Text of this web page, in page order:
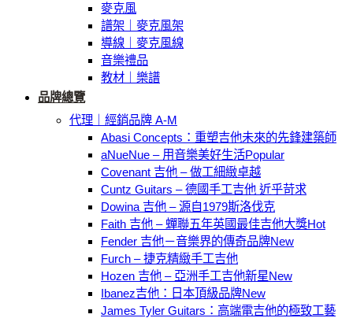
麥克風
譜架｜麥克風架
導線｜麥克風線
音樂禮品
教材｜樂譜
品牌總覽
代理｜經銷品牌 A-M
Abasi Concepts：重塑吉他未來的先鋒建築師
aNueNue – 用音樂美好生活
Covenant 吉他 – 做工細緻卓越
Cuntz Guitars – 德國手工吉他 近乎苛求
Dowina 吉他 – 源自1979斯洛伐克
Faith 吉他 – 蟬聯五年英國最佳吉他大獎
Fender 吉他－音樂界的傳奇品牌
Furch – 捷克精緻手工吉他
Hozen 吉他 – 亞洲手工吉他新星
Ibanez吉他：日本頂級品牌
James Tyler Guitars：高端電吉他的極致工藝